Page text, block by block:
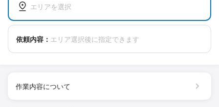
エリアを選択
依頼内容： エリア選択後に指定できます
作業内容について